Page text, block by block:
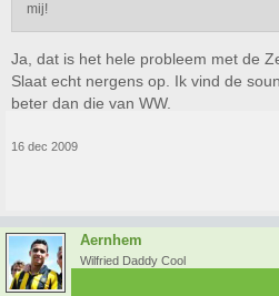
mij!
Ja, dat is het hele probleem met de
Slaat echt nergens op. Ik vind de
beter dan die van WW.
16 dec 2009
Aernhem
Wilfried Daddy Cool